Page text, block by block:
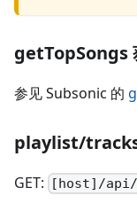
getTopSongs
参见 Subsonic 的
playlist/tracks
GET: [host]/